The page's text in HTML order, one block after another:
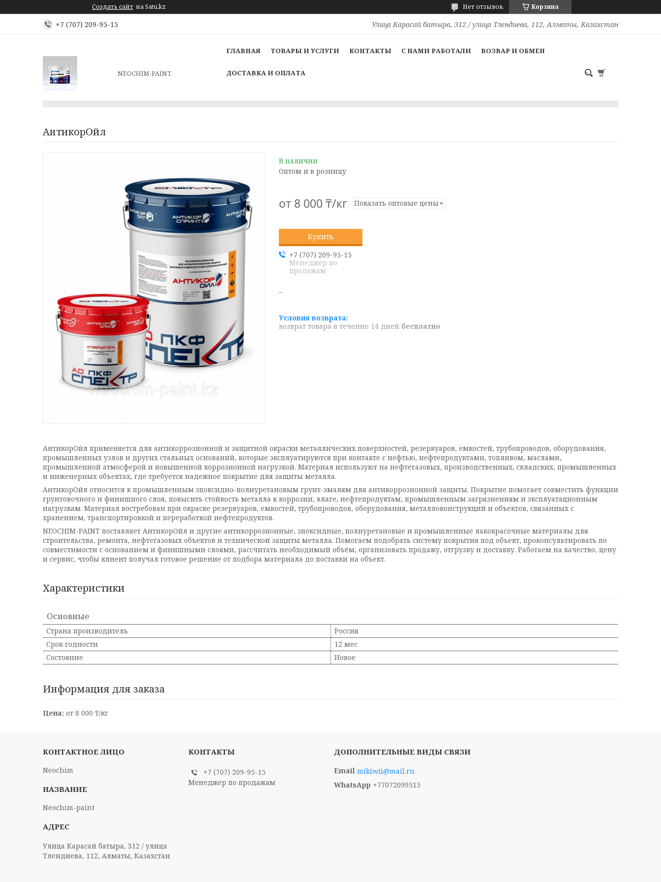
Создать сайт на Satu.kz Корзина
Нет отзывов,
+7 (707) 209-95-15 Улица Карасай батыра, 312 / улица Тлендиева, 112, Алматы, Казахстан
NEOCHIM-PAINT
ГЛАВНАЯ ТОВАРЫ И УСЛУГИ КОНТАКТЫ С НАМИ РАБОТАЛИ ВОЗВАР И ОБМЕН
ДОСТАВКА И ОПЛАТА
АнтикорОйл
В наличии
Оптом и в розницу
от 8 000 ₸/кг Показать оптовые цены
Купить
+7 (707) 209-95-15
Менеджер по
продажам
возврат товара в течение 14 дней бесплатно
АнтикорОйл применяется для антикоррозионной и защитной окраски металлических поверхностей, резервуаров, емкостей, трубопроводов, оборудования,
промышленных узлов и других стальных оснований, которые эксплуатируются при контакте с нефтью, нефтепродуктами, топливом, маслами,
промышленной атмосферой и повышенной коррозионной нагрузкой. Материал используют на нефтегазовых, производственных, складских, промышленных
и инженерных объектах, где требуется надежное покрытие для защиты металла.
АнтикорОйл относится к промышленным эпоксидно-полиуретановым грунт-эмалям для антикоррозионной защиты. Покрытие помогает совместить функции
грунтовочного и финишного слоя, повысить стойкость металла к коррозии, влаге, нефтепродуктам, промышленным загрязнениям и эксплуатационным
нагрузкам. Материал востребован при окраске резервуаров, емкостей, трубопроводов, оборудования, металлоконструкций и объектов, связанных с
хранением, транспортировкой и переработкой нефтепродуктов.
NEOCHIM-PAINT поставляет АнтикорОйл и другие антикоррозионные, эпоксидные, полиуретановые и промышленные лакокрасочные материалы для
строительства, ремонта, нефтегазовых объектов и технической защиты металла. Помогаем подобрать систему покрытия под объект, проконсультировать по
совместимости с основанием и финишными слоями, рассчитать необходимый объём, организовать продажу, отгрузку и доставку. Работаем на качество, цену
и сервис, чтобы клиент получал готовое решение от подбора материала до поставки на объект.
Характеристики
Основные
Страна производитель
Россия
Срок годности
12 мес
Состояние
Новое
Информация для заказа
Цена: от 8 000 ₸/кг
Neochim
Neochim-paint
Улица Карасай батыра, 312 / улица
Тлендиева, 112, Алматы, Казахстан
+7 (707) 209-95-15
Менеджер по продажам
mikiwii@mail.ru
+77072099515